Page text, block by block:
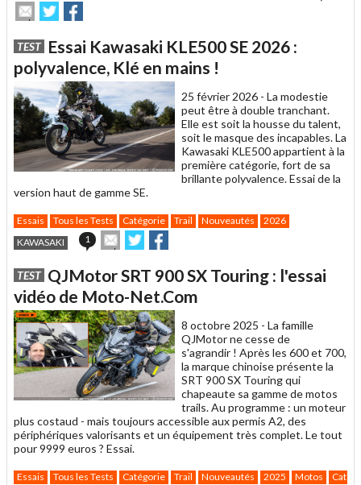
Envoyer
cet
à
un
ami
Partager
sur
sur
TEST Essai Kawasaki KLE500 SE 2026 :
polyvalence, Klé en mains !
25 février 2026 - La modestie
peut être à double tranchant.
Elle est soit la housse du talent,
soit le masque des incapables. La
Kawasaki KLE500 appartient à la
première catégorie, fort de sa
brillante polyvalence. Essai de la
version haut de gamme SE.
Essais Tous les Tests Catégorie Trail Nouveautés
2026
KAWASAKI
1
Envoyer
cet
à
un
ami
Partager
sur sur
TEST QJMotor SRT 900 SX Touring : l'essai
vidéo de Moto-Net.Com
8 octobre 2025 - La famille
QJMotor ne cesse de
s'agrandir ! Après les 600 et 700,
la marque chinoise présente la
SRT 900 SX Touring qui
chapeaute sa gamme de motos
trails. Au programme : un moteur
plus costaud - mais toujours accessible aux permis A2, des
périphériques valorisants et un équipement très complet. Le tout
pour 9999 euros ? Essai.
Essais Tous les Tests Catégorie Trail Nouveautés 2025 Motos